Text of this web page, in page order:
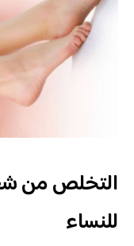
التخلص من
للنساء